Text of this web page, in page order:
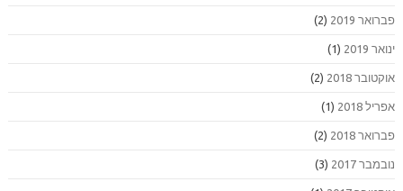
פברואר 2019 (2)
ינואר 2019 (1)
אוקטובר 2018 (2)
אפריל 2018 (1)
פברואר 2018 (2)
נובמבר 2017 (3)